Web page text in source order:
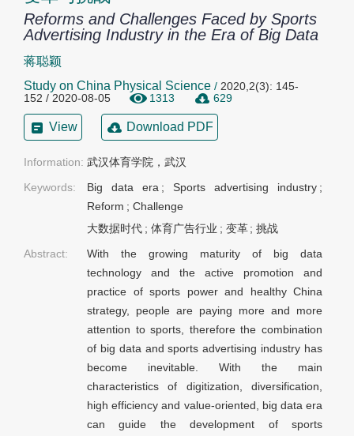
Reforms and Challenges Faced by Sports
Advertising Industry in the Era of Big Data
蒋聪颖
Study on China Physical Science / 2020,2(3): 145-
152 / 2020-08-05
1313 629
View Download PDF
Information: 武汉体育学院，武汉
Keywords:
Big data era ; Sports advertising industry ;
Reform ; Challenge
大数据时代 ; 体育广告行业 ; 变革 ;挑战
Abstract:
With the growing maturity of big data
technology and the active promotion and
practice of sports power and healthy China
strategy, people are paying more and more
attention to sports, therefore the combination
of big data and sports advertising industry has
become inevitable. With the main
characteristics of digitization, diversification,
high efficiency and value-oriented, big data era
can guide the development of sports